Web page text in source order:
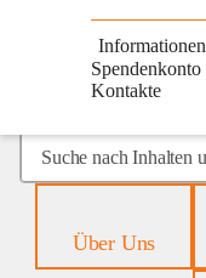
Informationen
Spendenkonto
Kontakte
Suche
nach
mehr...Über Uns